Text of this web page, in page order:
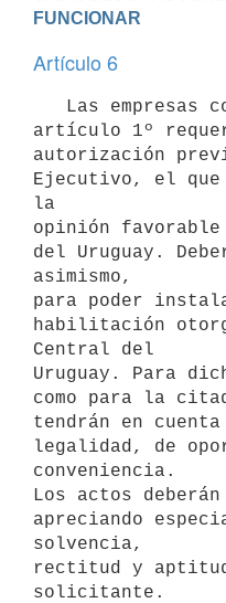
FUNCIONAR
Artículo 6
artículo 1º
autorización
Ejecutivo, el que
la
opinión
del Uruguay.
asimismo,
para poder
habilitación
Central del
Uruguay. Para
como para la
tendrán en
legalidad, de
conveniencia.
Los actos
apreciando
solvencia,
rectitud y
solicitante.